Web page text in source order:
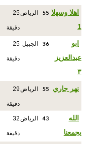
اهلا وسهلا
1
55 الرياض25
دقيقة
ابو
عبدالعزيز
٣
36 الجبيل 25
دقيقة
نهر جاري 55 الرياض29
دقيقة
الله
يجمعنا
43 الرياض32
دقيقة